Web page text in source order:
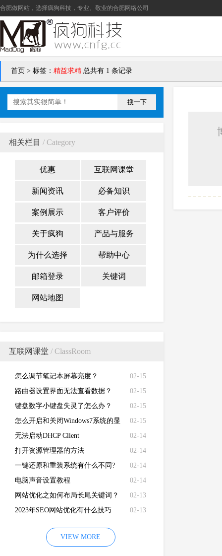
合肥做网站 ，选择疯狗科技，专业、敬业的合肥网络公司
首页 > 标签： 精益求精 总共有 1 条记录
搜一下
相关栏目 / Category
优惠 互联网课堂
新闻资讯 必备知识
案例展示 客户评价
关于疯狗 产品与服务
为什么选择 帮助中心
邮箱登录 关键词
网站地图
互联网课堂 / ClassRoom
02-15
怎么调节笔记本屏幕亮度？
02-15
路由器设置界面无法查看数据？
02-15
键盘数字小键盘失灵了怎么办？
02-15
怎么开启和关闭Windows7系统的显
卡硬件加速功能
02-14
无法启动DHCP Client
02-14
打开资源管理器的方法
02-14
一键还原和重装系统有什么不同?
02-14
电脑声音设置教程
02-13
网站优化之如何布局长尾关键词？
02-13
2023年SEO网站优化有什么技巧
VIEW MORE